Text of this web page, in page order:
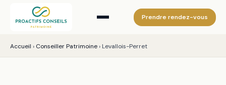
Prendre rendez-vous
Accueil › Conseiller Patrimoine› Levallois-Perret